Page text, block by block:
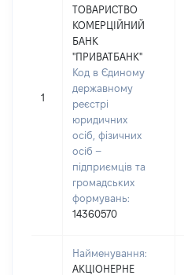
1
ТОВАРИСТВО
КОМЕРЦІЙНИЙ
БАНК
"ПРИВАТБАНК"
Код в Єдиному
державному
реєстрі
юридичних
осіб, фізичних
осіб –
підприємців та
громадських
формувань:
14360570
Найменування:
АКЦІОНЕРНЕ